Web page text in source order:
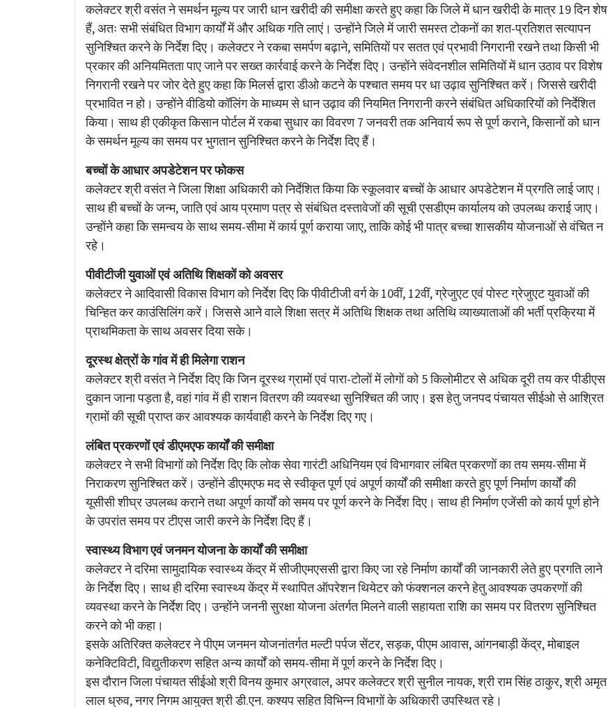
कलेक्टर श्री वसंत ने समर्थन मूल्य पर जारी धान खरीदी की समीक्षा करते हुए कहा कि जिले में धान खरीदी के मात्र 19 दिन शेष
हैं, अतः सभी संबंधित विभाग कार्यों में और अधिक गति लाएं। उन्होंने जिले में जारी समस्त टोकनों का शत-प्रतिशत सत्यापन
सुनिश्चित करने के निर्देश दिए। कलेक्टर ने रकबा समर्पण बढ़ाने, समितियों पर सतत एवं प्रभावी निगरानी रखने तथा किसी भी
प्रकार की अनियमितता पाए जाने पर सख्त कार्रवाई करने के निर्देश दिए। उन्होंने संवेदनशील समितियों में धान उठाव पर विशेष
निगरानी रखने पर जोर देते हुए कहा कि मिलर्स द्वारा डीओ कटने के पश्चात समय पर धा उढ़ाव सुनिश्चित करें। जिससे खरीदी
प्रभावित न हो। उन्होंने वीडियो कॉलिंग के माध्यम से धान उढ़ाव की नियमित निगरानी करने संबंधित अधिकारियों को निर्देशित
किया। साथ ही एकीकृत किसान पोर्टल में रकबा सुधार का विवरण 7 जनवरी तक अनिवार्य रूप से पूर्ण कराने, किसानों को धान
के समर्थन मूल्य का समय पर भुगतान सुनिश्चित करने के निर्देश दिए हैं।
बच्चों के आधार अपडेटेशन पर फोकस
कलेक्टर श्री वसंत ने जिला शिक्षा अधिकारी को निर्देशित किया कि स्कूलवार बच्चों के आधार अपडेटेशन में प्रगति लाई जाए।
साथ ही बच्चों के जन्म, जाति एवं आय प्रमाण पत्र से संबंधित दस्तावेजों की सूची एसडीएम कार्यालय को उपलब्ध कराई जाए।
उन्होंने कहा कि समन्वय के साथ समय-सीमा में कार्य पूर्ण कराया जाए, ताकि कोई भी पात्र बच्चा शासकीय योजनाओं से वंचित न
रहे।
पीवीटीजी युवाओं एवं अतिथि शिक्षकों को अवसर
कलेक्टर ने आदिवासी विकास विभाग को निर्देश दिए कि पीवीटीजी वर्ग के 10वीं, 12वीं, ग्रेजुएट एवं पोस्ट ग्रेजुएट युवाओं की
चिन्हित कर काउंसिलिंग करें। जिससे आने वाले शिक्षा सत्र में अतिथि शिक्षक तथा अतिथि व्याख्याताओं की भर्ती प्रक्रिया में
प्राथमिकता के साथ अवसर दिया सके।
दूरस्थ क्षेत्रों के गांव में ही मिलेगा राशन
कलेक्टर श्री वसंत ने निर्देश दिए कि जिन दूरस्थ ग्रामों एवं पारा-टोलों में लोगों को 5 किलोमीटर से अधिक दूरी तय कर पीडीएस
दुकान जाना पड़ता है, वहां गांव में ही राशन वितरण की व्यवस्था सुनिश्चित की जाए। इस हेतु जनपद पंचायत सीईओ से आश्रित
ग्रामों की सूची प्राप्त कर आवश्यक कार्यवाही करने के निर्देश दिए गए।
लंबित प्रकरणों एवं डीएमएफ कार्यों की समीक्षा
कलेक्टर ने सभी विभागों को निर्देश दिए कि लोक सेवा गारंटी अधिनियम एवं विभागवार लंबित प्रकरणों का तय समय-सीमा में
निराकरण सुनिश्चित करें। उन्होंने डीएमएफ मद से स्वीकृत पूर्ण एवं अपूर्ण कार्यों की समीक्षा करते हुए पूर्ण निर्माण कार्यों की
यूसीसी शीघ्र उपलब्ध कराने तथा अपूर्ण कार्यों को समय पर पूर्ण करने के निर्देश दिए। साथ ही निर्माण एजेंसी को कार्य पूर्ण होने
के उपरांत समय पर टीएस जारी करने के निर्देश दिए हैं।
स्वास्थ्य विभाग एवं जनमन योजना के कार्यों की समीक्षा
कलेक्टर ने दरिमा सामुदायिक स्वास्थ्य केंद्र में सीजीएमएससी द्वारा किए जा रहे निर्माण कार्यों की जानकारी लेते हुए प्रगति लाने
के निर्देश दिए। साथ ही दरिमा स्वास्थ्य केंद्र में स्थापित ऑपरेशन थियेटर को फंक्शनल करने हेतु आवश्यक उपकरणों की
व्यवस्था करने के निर्देश दिए। उन्होंने जननी सुरक्षा योजना अंतर्गत मिलने वाली सहायता राशि का समय पर वितरण सुनिश्चित
करने को भी कहा।
इसके अतिरिक्त कलेक्टर ने पीएम जनमन योजनांतर्गत मल्टी पर्पज सेंटर, सड़क, पीएम आवास, आंगनबाड़ी केंद्र, मोबाइल
कनेक्टिविटी, विद्युतीकरण सहित अन्य कार्यों को समय-सीमा में पूर्ण करने के निर्देश दिए।
इस दौरान जिला पंचायत सीईओ श्री विनय कुमार अग्रवाल, अपर कलेक्टर श्री सुनील नायक, श्री राम सिंह ठाकुर, श्री अमृत
लाल ध्रुव, नगर निगम आयुक्त श्री डी.एन. कश्यप सहित विभिन्न विभागों के अधिकारी उपस्थित रहे।